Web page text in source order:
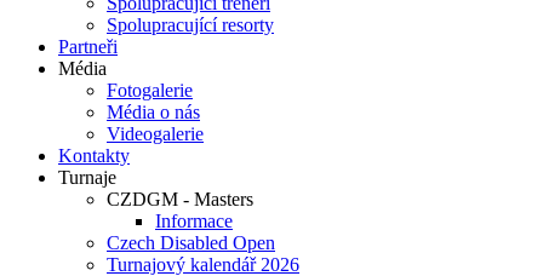
Spolupracující resorty
Partneři
Média
Fotogalerie
Média o nás
Videogalerie
Kontakty
Turnaje
CZDGM - Masters
Informace
Czech Disabled Open
Turnajový kalendář 2026